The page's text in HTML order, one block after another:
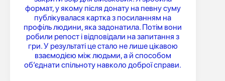
формат, у якому після донату на певну суму
публікувалася картка з посиланням на
профіль людини, яка задонатила. Потім вони
робили репост і відповідали на запитання з
гри. У результаті це стало не лише цікавою
взаємодією між людьми, а й способом
об’єднати спільноту навколо доброї справи.